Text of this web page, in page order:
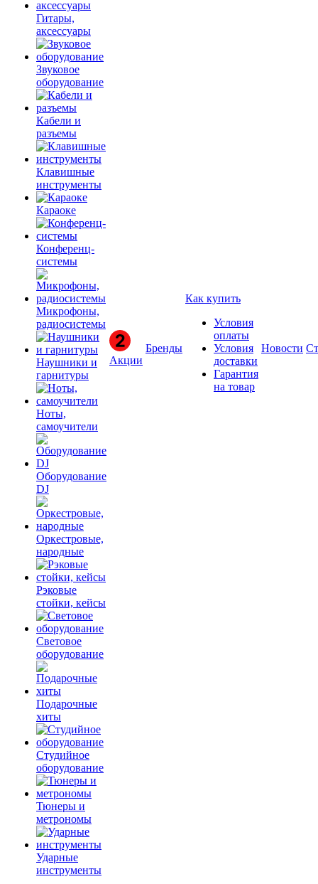
Гитары,
аксессуары
Звуковое
оборудование
Кабели и
разъемы
Клавишные
инструменты
Караоке
Конференц-
системы
Микрофоны,
радиосистемы
Наушники и
гарнитуры
Ноты,
самоучители
Оборудование
DJ
Оркестровые,
народные
Рэковые
стойки, кейсы
Световое
оборудование
Подарочные
хиты
Студийное
оборудование
Тюнеры и
метрономы
Ударные
инструменты
Акции
Бренды
Как купить
Условия
оплаты
Условия
доставки
Гарантия
на товар
Новости